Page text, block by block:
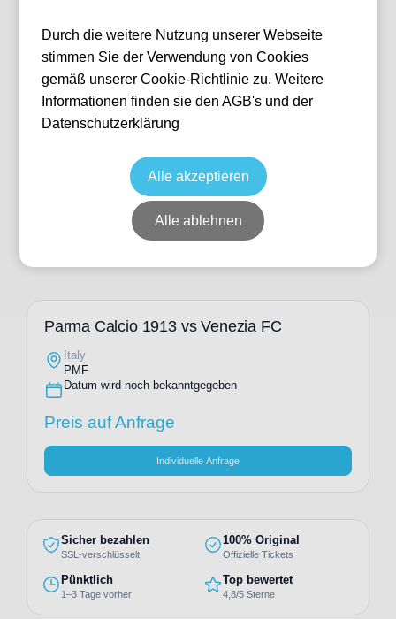
Tribuna Centrale Petitot
Datum wird noch bekanntgegeben
Keine Tickets verfügbar
Italien Stadio Ennio Tardini
Parma Calcio 1913 vs Venezia FC
Italy
PMF
Datum wird noch bekanntgegeben
Preis auf Anfrage
Individuelle Anfrage
Sicher bezahlen
SSL-verschlüsselt
100% Original
Offizielle Tickets
Pünktlich
1–3 Tage vorher
Top bewertet
4,8/5 Sterne
Durch die weitere Nutzung unserer Webseite
stimmen Sie der Verwendung von Cookies
gemäß unserer Cookie-Richtlinie zu. Weitere
Informationen finden sie den AGB's und der
Datenschutzerklärung
Alle akzeptieren
Alle ablehnen